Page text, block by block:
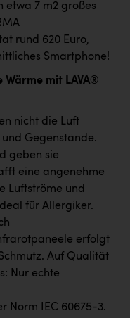
etwa 7 m2 großes
rund 620 Euro,
Smartphone!
mit LAVA®
nicht die Luft
Gegenstände.
geben sie
eine angenehme
Luftströme und
für Allergiker.
erfolgt
Auf Qualität
Nur echte
Norm IEC 60675-3.